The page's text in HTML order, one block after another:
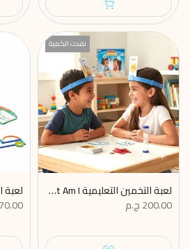
نفدت الكمية
لعبة التخمين التعليمية What Am I؟ لتعلم اللغة الإنجليزية
200.00 ج.م
270.00